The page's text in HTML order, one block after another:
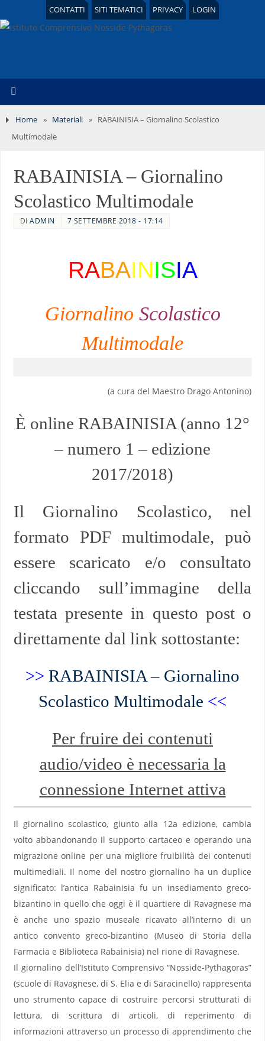
CONTATTI SITI TEMATICI PRIVACY LOGIN
Home » Materiali » RABAINISIA – Giornalino Scolastico
Multimodale
RABAINISIA – Giornalino
Scolastico Multimodale
DIADMIN 7 SETTEMBRE 2018 - 17:14
RABAINISIA
Giornalino Scolastico
Multimodale
(a cura del Maestro Drago Antonino)
È online RABAINISIA (anno 12°
– numero 1 – edizione
2017/2018)
Il Giornalino Scolastico, nel
formato PDF multimodale, può
essere scaricato e/o consultato
cliccando sull’immagine della
testata presente in questo post o
direttamente dal link sottostante:
>> RABAINISIA – Giornalino
Scolastico Multimodale <<
Per fruire dei contenuti
audio/video è necessaria la
connessione Internet attiva
Il giornalino scolastico, giunto alla 12a edizione, cambia
volto abbandonando il supporto cartaceo e operando una
migrazione online per una migliore fruibilità dei contenuti
multimediali. Il nome del nostro giornalino ha un duplice
significato: l’antica Rabainisia fu un insediamento greco-
bizantino in quello che oggi è il quartiere di Ravagnese ma
è anche uno spazio museale ricavato all’interno di un
antico convento greco-bizantino (Museo di Storia della
Farmacia e Biblioteca Rabainisia) nel rione di Ravagnese.
Il giornalino dell’Istituto Comprensivo “Nosside-Pythagoras”
(scuole di Ravagnese, di S. Elia e di Saracinello) rappresenta
uno strumento capace di costruire percorsi strutturati di
lettura, di scrittura di articoli, di reperimento di
informazioni attraverso un processo di apprendimento che